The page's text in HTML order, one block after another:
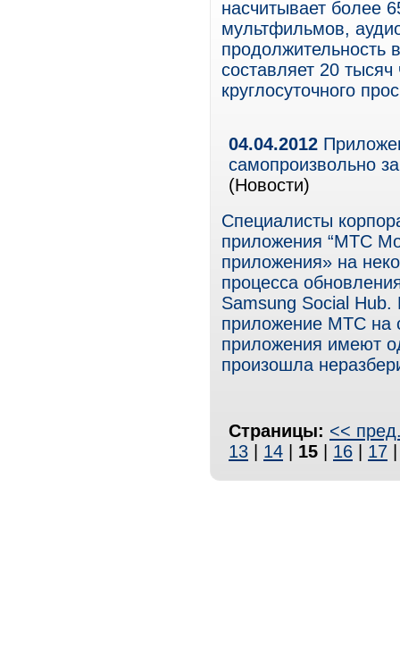
насчитывает более
мультфильмов,
продолжительность
составляет 20
круглосуточного
04.04.2012
самопроизвольно
(Новости)
Специалисты
приложения “МТС
приложения» на
процесса
Samsung Social Hub.
приложение МТС на
приложения имеют
произошла
Страницы: <<
13
14 15 16 17